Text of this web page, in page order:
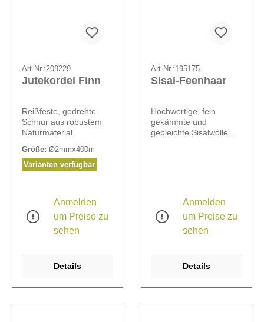
Art.Nr.:209229
Jutekordel Finn
Reißfeste, gedrehte
Schnur aus robustem
Naturmaterial.
Größe: Ø2mmx400m
Varianten verfügbar
Anmelden
um Preise zu
sehen
Details
Art.Nr.:195175
Sisal-Feenhaar
Hochwertige, fein
gekämmte und
gebleichte Sisalwolle
Anmelden
um Preise zu
sehen
Details